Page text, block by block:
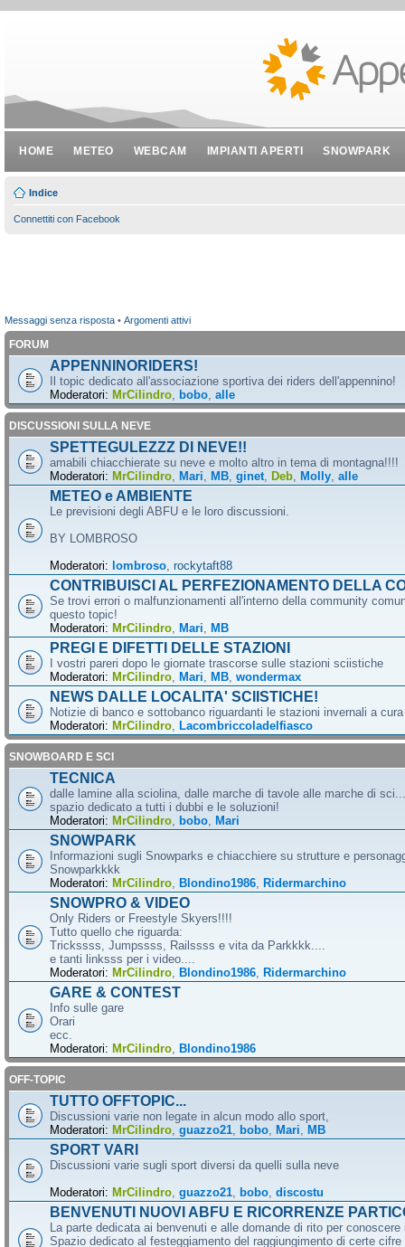
HOME METEO WEBCAM IMPIANTI APERTI SNOWPARK
Indice
Connettiti con Facebook
Messaggi senza risposta • Argomenti attivi
FORUM
APPENNINORIDERS!
Il topic dedicato all'associazione sportiva dei riders dell'appennino!
Moderatori: MrCilindro bobo alle
DISCUSSIONI SULLA NEVE
SPETTEGULEZZZ DI NEVE!!
amabili chiacchierate su neve e molto altro in tema di montagna!!!!
Moderatori: MrCilindro Mari MB ginet Deb Molly alle
METEO e AMBIENTE
Le previsioni degli ABFU e le loro discussioni.
BY LOMBROSO
Moderatori: lombroso rockytaft88
CONTRIBUISCI AL PERFEZIONAMENTO DELLA
Se trovi errori o malfunzionamenti all'interno della community
questo topic!
Moderatori: MrCilindro Mari MB
PREGI E DIFETTI DELLE STAZIONI
I vostri pareri dopo le giornate trascorse sulle stazioni sciistiche
Moderatori: MrCilindro Mari MB wondermax
NEWS DALLE LOCALITA' SCIISTICHE!
Notizie di banco e sottobanco riguardanti le stazioni invernali a
Moderatori: MrCilindro Lacombriccoladelfiasco
SNOWBOARD E SCI
TECNICA
dalle lamine alla sciolina, dalle marche di tavole alle marche di
spazio dedicato a tutti i dubbi e le soluzioni!
Moderatori: MrCilindro bobo Mari
SNOWPARK
Informazioni sugli Snowparks e chiacchiere su strutture e
Snowparkkkk
Moderatori: MrCilindro Blondino1986 Ridermarchino
SNOWPRO & VIDEO
Only Riders or Freestyle Skyers!!!!
Tutto quello che riguarda:
Trickssss, Jumpssss, Railssss e vita da Parkkkk....
e tanti linksss per i video....
Moderatori: MrCilindro Blondino1986 Ridermarchino
GARE & CONTEST
Info sulle gare
Orari
ecc.
Moderatori: MrCilindro Blondino1986
OFF-TOPIC
TUTTO OFFTOPIC...
Discussioni varie non legate in alcun modo allo sport,
Moderatori: MrCilindro guazzo21 bobo Mari MB
SPORT VARI
Discussioni varie sugli sport diversi da quelli sulla neve
Moderatori: MrCilindro guazzo21 bobo discostu
BENVENUTI NUOVI ABFU E RICORRENZE
La parte dedicata ai benvenuti e alle domande di rito per
Spazio dedicato al festeggiamento del raggiungimento di certe cifre